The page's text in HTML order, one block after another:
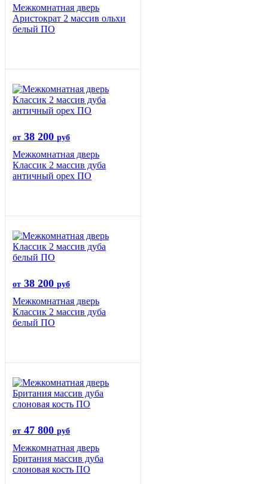
Межкомнатная дверь
Аристократ 2 массив ольхи
белый ПО
от 38 200 руб
Межкомнатная дверь
Классик 2 массив дуба
античный орех ПО
от 38 200 руб
Межкомнатная дверь
Классик 2 массив дуба
белый ПО
от 47 800 руб
Межкомнатная дверь
Британия массив дуба
слоновая кость ПО